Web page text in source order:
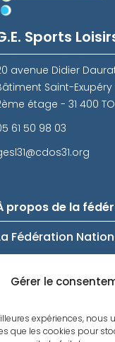
Gérer le
expériences, nous
que les cookies pour
Sports
avenue Didier
Saint-Exupéry
étage - 31 400
61 50 98 03
propos de la
Fédération
Intranet
Informations utiles